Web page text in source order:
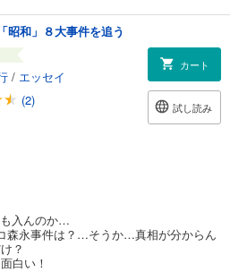
和」８大事件を追う
/ エッセイ
(2)
カート
試し読み
入んのか…
森永事件は？…そうか…真相が分からん
？
白い！